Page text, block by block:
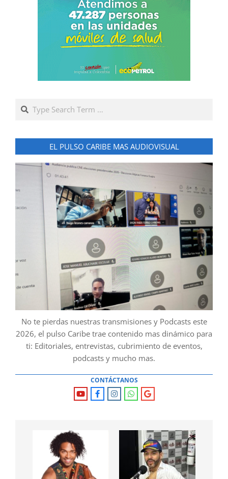
Search
EL PULSO CARIBE MAS AUDIOVISUAL
No te pierdas nuestras transmisiones y Podcasts este
2026, el pulso Caribe trae contenido mas dinámico para
ti: Editoriales, entrevistas, cubrimiento de eventos,
podcasts y mucho mas.
CONTÁCTANOS